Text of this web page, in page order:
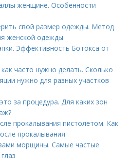
женщине. Особенности
свой размер одежды. Метод
женской одежды
Эффективность Ботокса от
часто нужно делать. Сколько
нужно для разных участков
за процедура. Для каких зон
прокалывания пистолетом. Как
прокалывания
морщины. Самые частые